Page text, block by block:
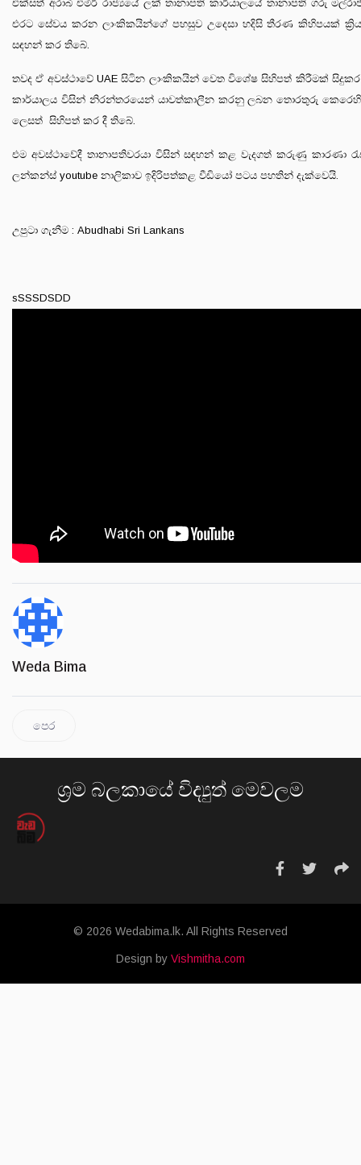
එක්සත් අරාබි එමීර් රාජ්‍යයේ ලක් තානාපති කාර්යාලයේ තානාපති ගරු
එරට සේවය කරන ලාංකිකයින්ගේ පහසුව උදෙසා හදිසි තීරණ කිහිපයක්
සඳහන් කර තිබේ.
තවද ඒ අවස්ථාවේ UAE සිටින ලාංකිකයින් වෙත විශේෂ සිහිපත් කිරීමක්
කාර්යාලය විසින් නිරන්තරයෙන් යාවත්කාලීන කරනු ලබන තොරතුරු
ලෙසත් සිහිපත් කර දී තිබේ.
එම අවස්ථාවේදී තානාපතිවරයා විසින් සඳහන් කළ වැදගත් කරුණු කාරණා
ලන්කන්ස් youtube නාලිකාව ඉදිරිපත්කළ වීඩියෝ පටය පහතින් දැක්වෙයි.
උපුටා ගැනීම : Abudhabi Sri Lankans
sSSSDSDD
Weda Bima
පෙර
ශ්‍රම බලකායේ විද්‍යුත් මෙවලම
© 2026 Wedabima.lk. All Rights Reserved
Design by Vishmitha.com